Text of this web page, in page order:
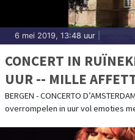
6 mei 2019, 13:48 uur
CONCERT IN
UUR -- MILLE
BERGEN - CONCERTO
overrompelen in uur vol emoties